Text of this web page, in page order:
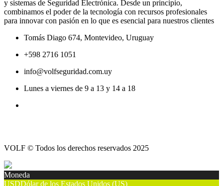
y sistemas de Seguridad Electrónica. Desde un principio,
combinamos el poder de la tecnología con recursos profesionales
para innovar con pasión en lo que es esencial para nuestros clientes
Tomás Diago 674, Montevideo, Uruguay
+598 2716 1051
info@volfseguridad.com.uy
Lunes a viernes de 9 a 13 y 14 a 18
VOLF © Todos los derechos reservados 2025
Moneda
USDDólar de los Estados Unidos (US)